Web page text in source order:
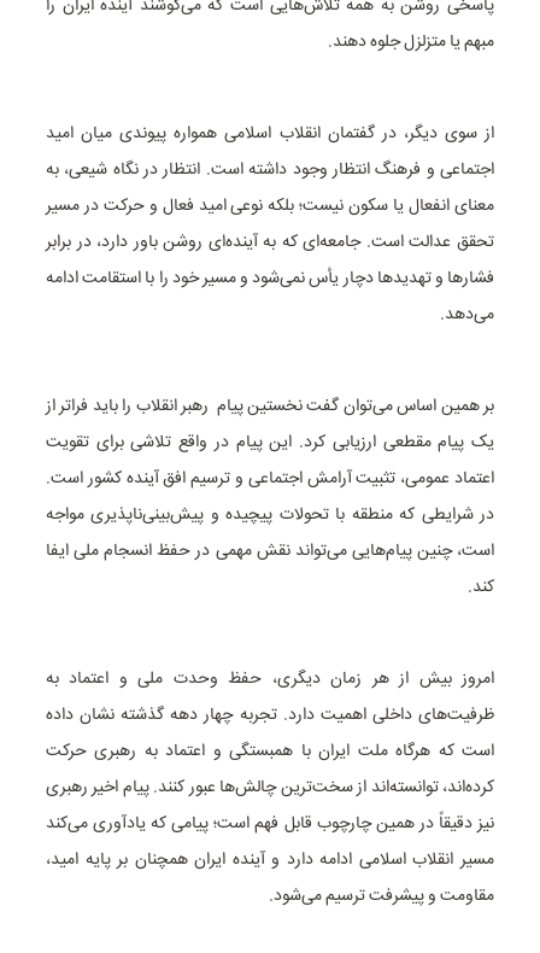
پاسخی روشن به همه تلاش‌هایی است که می‌کوشند آینده ایران را
مبهم یا متزلزل جلوه دهند.
از سوی دیگر، در گفتمان انقلاب اسلامی همواره پیوندی میان امید
اجتماعی و فرهنگ انتظار وجود داشته است. انتظار در نگاه شیعی، به
معنای انفعال یا سکون نیست؛ بلکه نوعی امید فعال و حرکت در مسیر
تحقق عدالت است. جامعه‌ای که به آینده‌ای روشن باور دارد، در برابر
فشارها و تهدیدها دچار یأس نمی‌شود و مسیر خود را با استقامت ادامه
می‌دهد.
بر همین اساس می‌توان گفت نخستین پیام رهبر انقلاب را باید فراتر از
یک پیام مقطعی ارزیابی کرد. این پیام در واقع تلاشی برای تقویت
اعتماد عمومی، تثبیت آرامش اجتماعی و ترسیم افق آینده کشور است.
در شرایطی که منطقه با تحولات پیچیده و پیش‌بینی‌ناپذیری مواجه
است، چنین پیام‌هایی می‌تواند نقش مهمی در حفظ انسجام ملی ایفا
کند.
امروز بیش از هر زمان دیگری، حفظ وحدت ملی و اعتماد به
ظرفیت‌های داخلی اهمیت دارد. تجربه چهار دهه گذشته نشان داده
است که هرگاه ملت ایران با همبستگی و اعتماد به رهبری حرکت
کرده‌اند، توانسته‌اند از سخت‌ترین چالش‌ها عبور کنند. پیام اخیر رهبری
نیز دقیقاً در همین چارچوب قابل فهم است؛ پیامی که یادآوری می‌کند
مسیر انقلاب اسلامی ادامه دارد و آینده ایران همچنان بر پایه امید،
مقاومت و پیشرفت ترسیم می‌شود.